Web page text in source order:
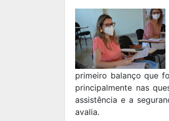
primeiro balanço que
principalmente nas
assistência e a
avalia.